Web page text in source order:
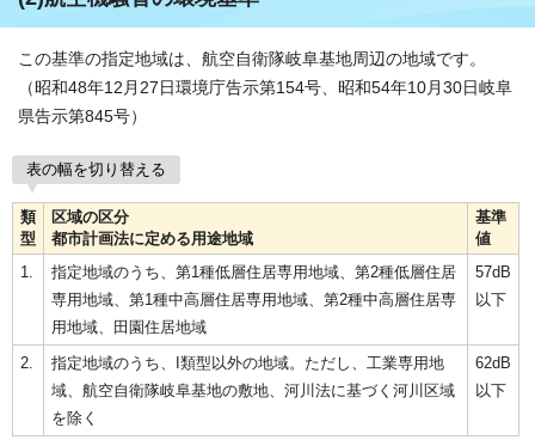
この基準の指定地域は、航空自衛隊岐阜基地周辺の地域です。
（昭和48年12月27日環境庁告示第154号、昭和54年10月30日岐阜
県告示第845号）
表の幅を切り替える
類
型
区域の区分
都市計画法に定める用途地域
基準
値
1.
指定地域のうち、第1種低層住居専用地域、第2種低層住居
専用地域、第1種中高層住居専用地域、第2種中高層住居専
用地域、田園住居地域
57dB
以下
2.
指定地域のうち、I類型以外の地域。ただし、工業専用地
域、航空自衛隊岐阜基地の敷地、河川法に基づく河川区域
を除く
62dB
以下